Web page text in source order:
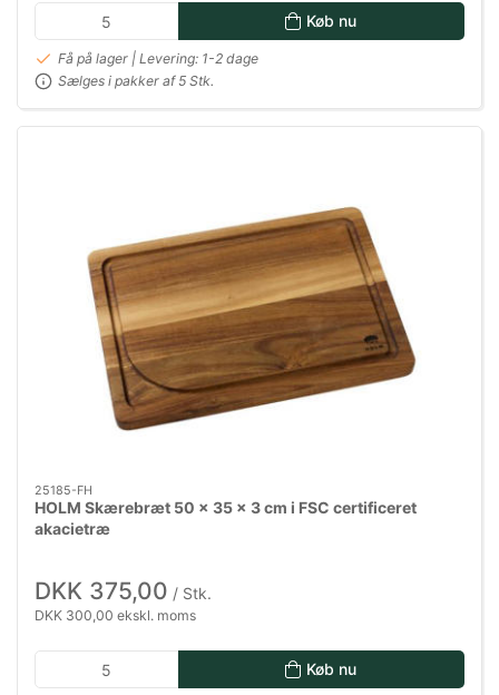
Køb nu
Få på lager | Levering: 1-2 dage
Sælges i pakker af 5 Stk.
25185-FH
HOLM Skærebræt 50 x 35 x 3 cm i FSC certificeret
akacietræ
DKK 375,00 / Stk.
DKK 300,00 ekskl. moms
Køb nu